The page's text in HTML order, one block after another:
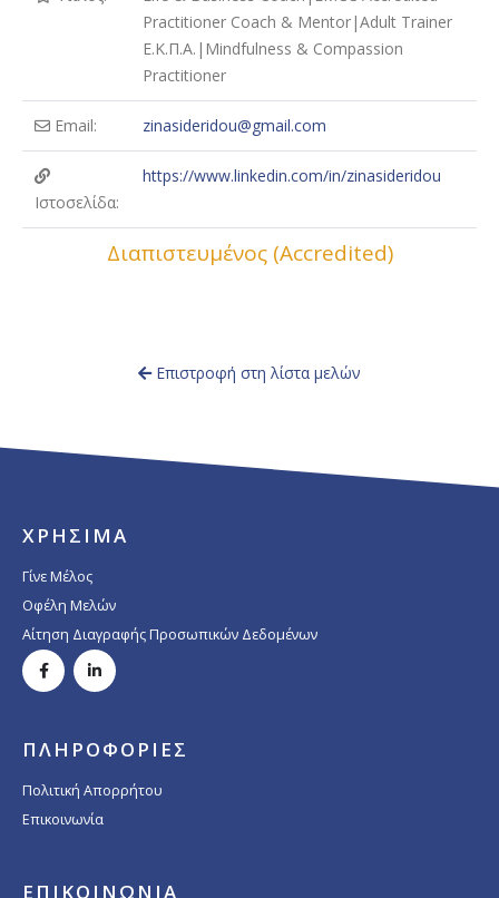
Practitioner Coach & Mentor|Adult Trainer
Ε.Κ.Π.Α.|Mindfulness & Compassion
Practitioner
Email: zinasideridou@gmail.com
Ιστοσελίδα:
https://www.linkedin.com/in/zinasideridou
Διαπιστευμένος (Accredited)
Επιστροφή στη λίστα μελών
ΧΡΗΣΙΜΑ
Γίνε Μέλος
Οφέλη Μελών
Αίτηση Διαγραφής Προσωπικών Δεδομένων
ΠΛΗΡΟΦΟΡΙΕΣ
Πολιτική Απορρήτου
Επικοινωνία
ΕΠΙΚΟΙΝΩΝΙΑ